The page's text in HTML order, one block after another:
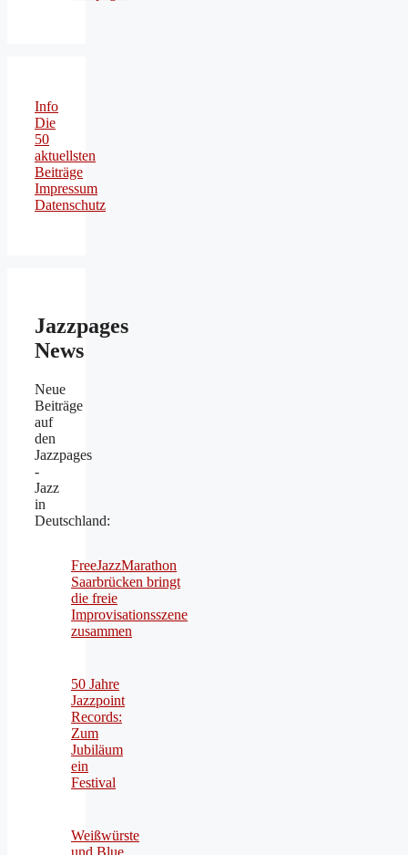
Info
Die
50
aktuellsten
Beiträge
Impressum
Datenschutz
Jazzpages
News
Neue
Beiträge
auf
den
Jazzpages
-
Jazz
in
Deutschland:
FreeJazzMarathon
Saarbrücken bringt
die freie
Improvisationsszene
zusammen
50 Jahre
Jazzpoint
Records:
Zum
Jubiläum
ein
Festival
Weißwürste